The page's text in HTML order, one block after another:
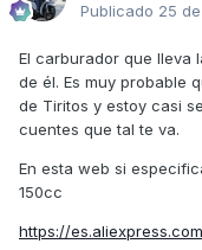
Publicado 25
El carburador que lleva
de él. Es muy probable
de Tiritos y estoy casi
cuentes que tal te va.
En esta web si
150cc
https://